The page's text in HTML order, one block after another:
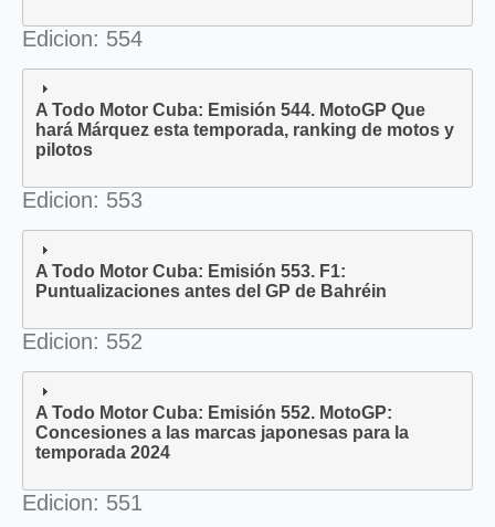
Edicion: 554
A Todo Motor Cuba: Emisión 544. MotoGP Que
hará Márquez esta temporada, ranking de motos y
pilotos
Edicion: 553
A Todo Motor Cuba: Emisión 553. F1:
Puntualizaciones antes del GP de Bahréin
Edicion: 552
A Todo Motor Cuba: Emisión 552. MotoGP:
Concesiones a las marcas japonesas para la
temporada 2024
Edicion: 551